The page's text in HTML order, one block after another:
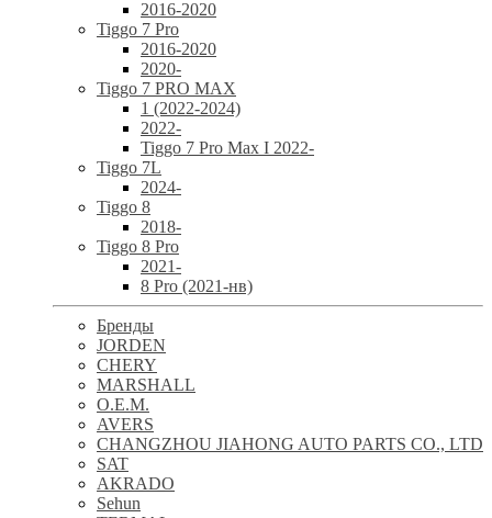
2016-2020
Tiggo 7 Pro
2016-2020
2020-
Tiggo 7 PRO MAX
1 (2022-2024)
2022-
Tiggo 7 Pro Max I 2022-
Tiggo 7L
2024-
Tiggo 8
2018-
Tiggo 8 Pro
2021-
8 Pro (2021-нв)
Бренды
JORDEN
CHERY
MARSHALL
O.E.M.
AVERS
CHANGZHOU JIAHONG AUTO PARTS CO., LTD
SAT
AKRADO
Sehun